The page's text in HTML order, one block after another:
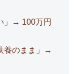
」→ 100万円
養のまま」→